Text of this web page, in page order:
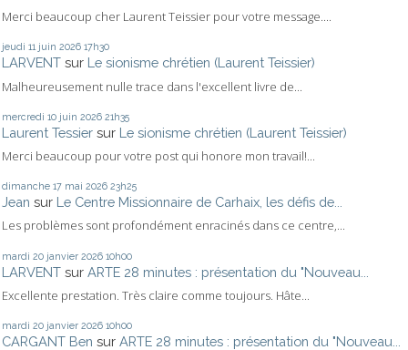
Merci beaucoup cher Laurent Teissier pour votre message....
jeudi 11 juin 2026 17h30
LARVENT sur Le sionisme chrétien (Laurent Teissier)
Malheureusement nulle trace dans l'excellent livre de...
mercredi 10 juin 2026 21h35
Laurent Tessier sur Le sionisme chrétien (Laurent Teissier)
Merci beaucoup pour votre post qui honore mon travail!...
dimanche 17 mai 2026 23h25
Jean sur Le Centre Missionnaire de Carhaix, les défis de...
Les problèmes sont profondément enracinés dans ce centre,...
mardi 20 janvier 2026 10h00
LARVENT sur ARTE 28 minutes : présentation du "Nouveau...
Excellente prestation. Très claire comme toujours. Hâte...
mardi 20 janvier 2026 10h00
CARGANT Ben sur ARTE 28 minutes : présentation du "Nouveau...